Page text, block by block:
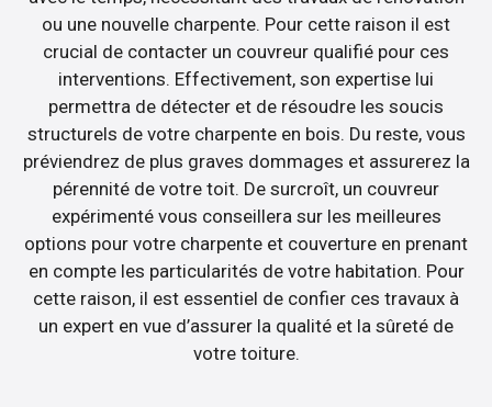
ou une nouvelle charpente. Pour cette raison il est
crucial de contacter un couvreur qualifié pour ces
interventions. Effectivement, son expertise lui
permettra de détecter et de résoudre les soucis
structurels de votre charpente en bois. Du reste, vous
préviendrez de plus graves dommages et assurerez la
pérennité de votre toit. De surcroît, un couvreur
expérimenté vous conseillera sur les meilleures
options pour votre charpente et couverture en prenant
en compte les particularités de votre habitation. Pour
cette raison, il est essentiel de confier ces travaux à
un expert en vue d’assurer la qualité et la sûreté de
votre toiture.